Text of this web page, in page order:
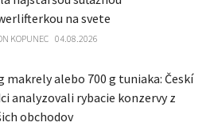
na svete
KOPUNEC 04.08.2026
makrely alebo 700 g tuniaka: Českí
analyzovali rybacie konzervy z
obchodov